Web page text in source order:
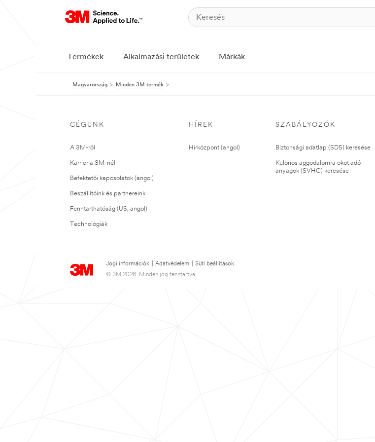
Termékek Alkalmazási területek Márkák
Magyarország Minden 3M termék
CÉGÜNK
A 3M-ről
Karrier a 3M-nél
Befektetői kapcsolatok (angol)
Beszállítóink és partnereink
Fenntarthatóság (US, angol)
Technológiák
HÍREK
Hírközpont (angol)
SZABÁLYOZÓK
Biztonsági adatlap (SDS) keresése
Különös aggodalomra okot adó
anyagok (SVHC) keresése
Jogi információk Adatvédelem
Süti beállítások
© 3M 2026. Minden jog fenntartva.